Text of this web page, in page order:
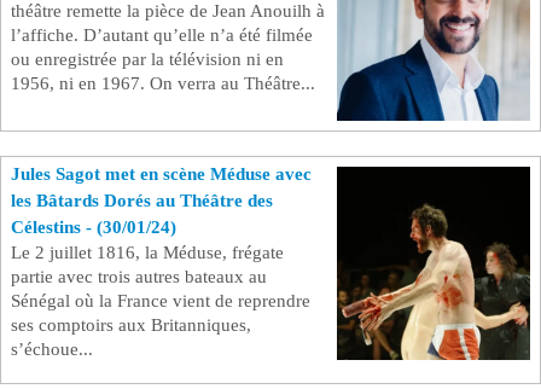
théâtre remette la pièce de Jean Anouilh à
l’affiche. D’autant qu’elle n’a été filmée
ou enregistrée par la télévision ni en
1956, ni en 1967. On verra au Théâtre...
Jules Sagot met en scène Méduse avec
les Bâtards Dorés au Théâtre des
Célestins - (30/01/24)
Le 2 juillet 1816, la Méduse, frégate
partie avec trois autres bateaux au
Sénégal où la France vient de reprendre
ses comptoirs aux Britanniques,
s’échoue...